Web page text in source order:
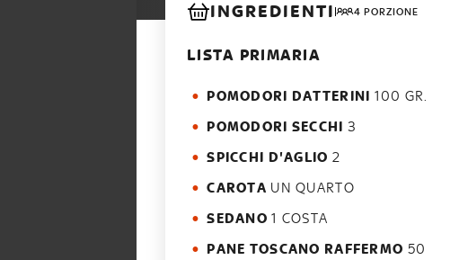
INGREDIENTI 4 PORZIONE
LISTA PRIMARIA
POMODORI DATTERINI 100 GR.
POMODORI SECCHI 3
SPICCHI D'AGLIO 2
CAROTA UN QUARTO
SEDANO 1 COSTA
PANE TOSCANO RAFFERMO 50